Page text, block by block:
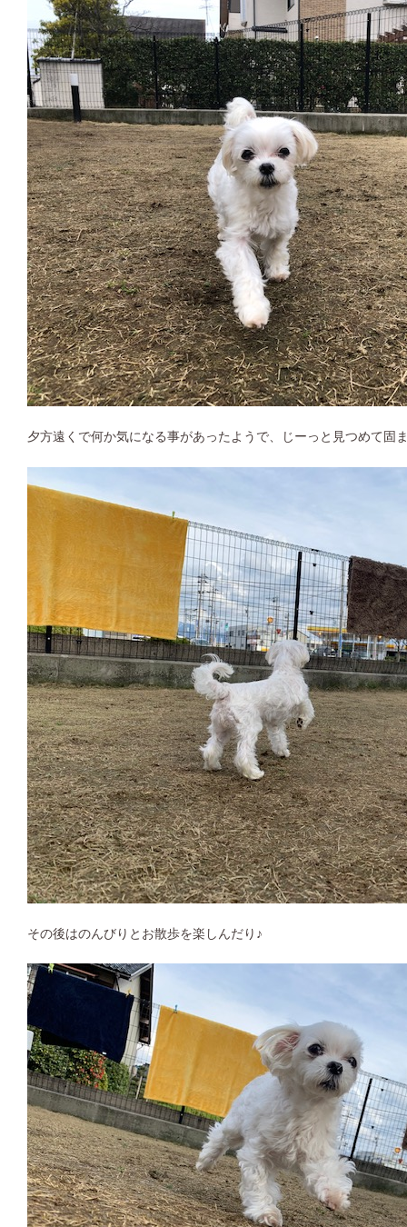
夕方遠くで何か気になる事があったようで、じーっと見つめて固
その後はのんびりとお散歩を楽しんだり♪